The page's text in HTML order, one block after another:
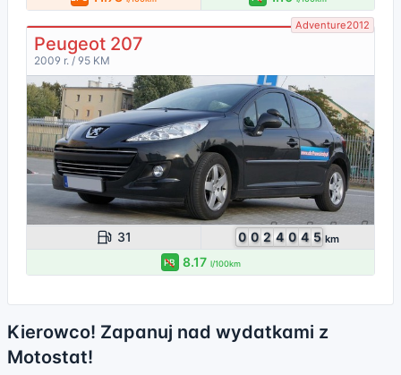
Adventure2012
Peugeot 207
2009 r. / 95 KM
31 0 0 2 4 0 4 5 km
PB 8.17 l/100km
Kierowco! Zapanuj nad wydatkami z
Motostat!